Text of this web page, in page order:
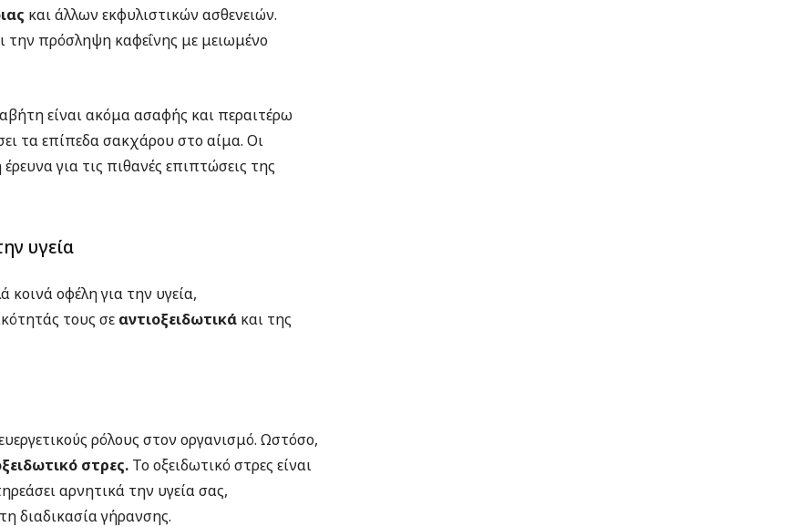
και άλλων εκφυλιστικών ασθενειών.
την πρόσληψη καφεΐνης με μειωμένο
είναι ακόμα ασαφής και περαιτέρω
τα επίπεδα σακχάρου στο αίμα. Οι
για τις πιθανές επιπτώσεις της
υγεία
οφέλη για την υγεία,
τους σε αντιοξειδωτικά και της
ρόλους στον οργανισμό. Ωστόσο,
στρες. Το οξειδωτικό στρες είναι
αρνητικά την υγεία σας,
διαδικασία γήρανσης.